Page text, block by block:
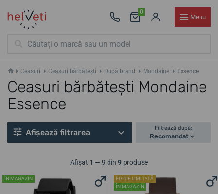
0
Menu
Ceasuri Ceasuri bărbătești După brand Mondaine Essence
Ceasuri bărbătești Mondaine
Essence
Afișează filtrarea Filtrează după:
Recomandat
Afișat 1 — 9 din 9 produse
ÎN MAGAZIN
EDIȚIE LIMITATĂ
ÎN MAGAZIN